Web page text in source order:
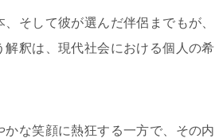
そして彼が選んだ伴侶までもが、
釈は、現代社会における個人の希
な笑顔に熱狂する一方で、その内